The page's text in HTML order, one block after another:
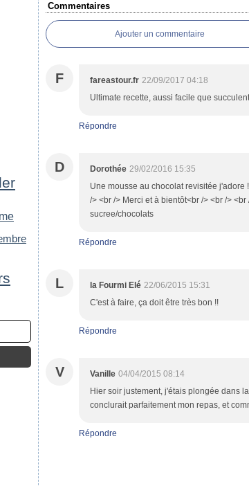
Commentaires
Ajouter un commentaire
F fareastour.fr 22/09/2017 04:18
Ultimate recette, aussi facile que
Répondre
D Dorothée 29/02/2016 15:35
Une mousse au chocolat revisitée j'adore
/> <br /> Merci et à bientôt<br /> <br />
sucree/chocolats
Répondre
L la Fourmi Elé 22/06/2015 15:31
C'est à faire, ça doit être très bon !!
Répondre
V Vanille 04/04/2015 08:14
Hier soir justement, j'étais plongée dans
conclurait parfaitement mon repas, et
Répondre